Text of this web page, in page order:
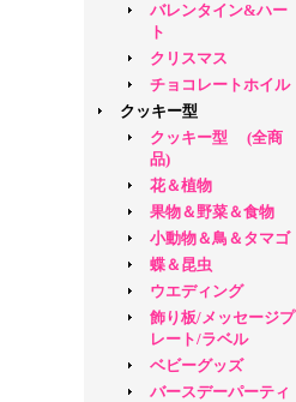
バレンタイン&ハー
ト
クリスマス
チョコレートホイル
クッキー型
クッキー型 (全商
品)
花＆植物
果物＆野菜＆食物
小動物＆鳥＆タマゴ
蝶＆昆虫
ウエディング
飾り板/メッセージプ
レート/ラベル
ベビーグッズ
バースデーパーティ